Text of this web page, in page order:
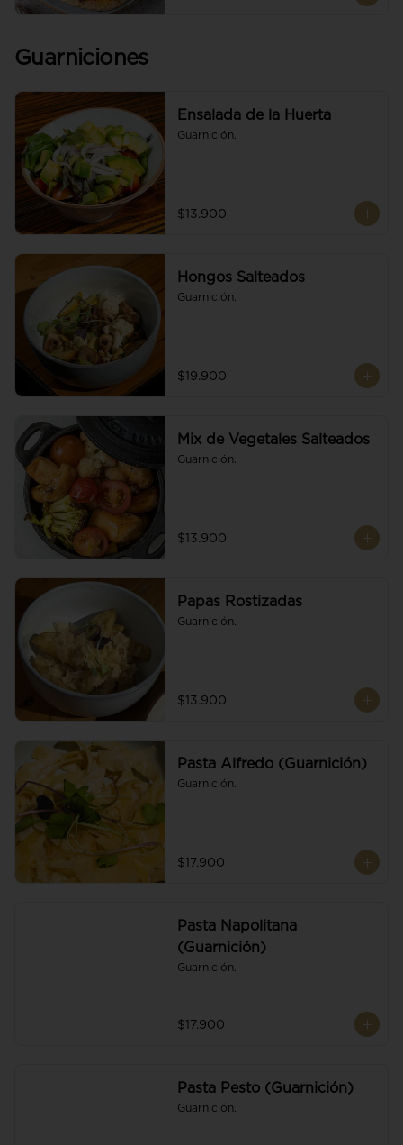
Guarniciones
Ensalada de la Huerta
Guarnición.
$13.900
Hongos Salteados
Guarnición.
$19.900
Mix de Vegetales Salteados
Guarnición.
$13.900
Papas Rostizadas
Guarnición.
$13.900
Pasta Alfredo (Guarnición)
Guarnición.
$17.900
Pasta Napolitana
(Guarnición)
Guarnición.
$17.900
Pasta Pesto (Guarnición)
Guarnición.